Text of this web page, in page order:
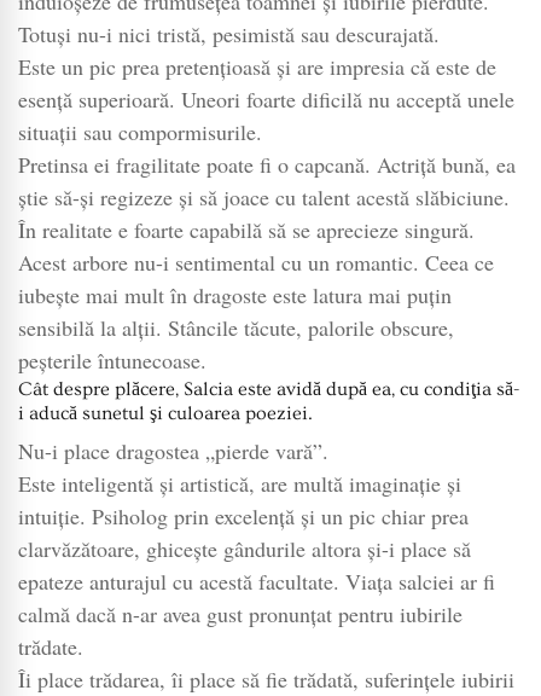
Totuşi nu-i nici tristă, pesimistă sau descurajată.
Este un pic prea pretenţioasă şi are impresia că este de
esenţă superioară. Uneori foarte dificilă nu acceptă unele
situaţii sau compormisurile.
Pretinsa ei fragilitate poate fi o capcană. Actriţă bună, ea
ştie să-şi regizeze şi să joace cu talent acestă slăbiciune.
În realitate e foarte capabilă să se aprecieze singură.
Acest arbore nu-i sentimental cu un romantic. Ceea ce
iubeşte mai mult în dragoste este latura mai puţin
sensibilă la alţii. Stâncile tăcute, palorile obscure,
peşterile întunecoase.
Cât despre plăcere, Salcia este avidă după ea, cu condiţia să-
i aducă sunetul şi culoarea poeziei.
Nu-i place dragostea „pierde vară”.
Este inteligentă şi artistică, are multă imaginaţie şi
intuiţie. Psiholog prin excelenţă şi un pic chiar prea
clarvăzătoare, ghiceşte gândurile altora şi-i place să
epateze anturajul cu acestă facultate. Viaţa salciei ar fi
calmă dacă n-ar avea gust pronunţat pentru iubirile
trădate.
Îi place trădarea, îi place să fie trădată, suferinţele iubirii